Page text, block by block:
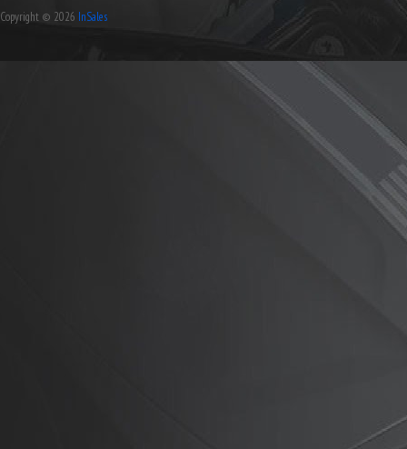
Copyright © 2026 InSales